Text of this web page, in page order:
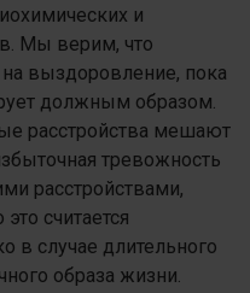
и
Мы верим, что
выздоровление, пока
должным образом.
расстройства мешают
тревожность
расстройствами,
считается
в случае длительного
образа жизни.